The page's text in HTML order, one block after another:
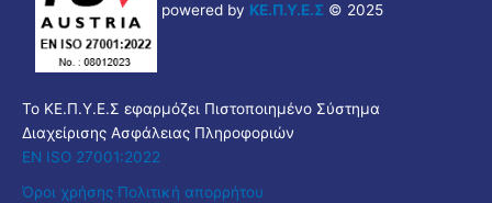
powered by ΚΕ.Π.Υ.Ε.Σ © 2025
Το ΚΕ.Π.Υ.Ε.Σ εφαρμόζει Πιστοποιημένο Σύστημα
Διαχείρισης Ασφάλειας Πληροφοριών
EN ISO 27001:2022
Όροι χρήσης Πολιτική απορρήτου